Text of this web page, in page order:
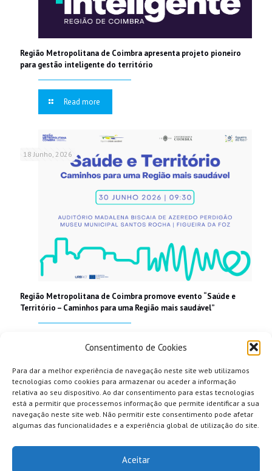
Consentimento de Cookies
Para dar a melhor experiência de navegação neste site web utilizamos
tecnologias como cookies para armazenar ou aceder a informação
relativa ao seu dispositivo. Ao dar consentimento para estas tecnologias
está a permitir que processemos informação que permite identificar a sua
navegação neste site web. Não permitir este consentimento pode afetar
algumas das funcionalidades e a experiência global de utilização do site.
Aceitar
Região Metropolitana de Coimbra apresenta projeto pioneiro
para gestão inteligente do território
Read more
18 Junho, 2026
Região Metropolitana de Coimbra promove evento “Saúde e
Território – Caminhos para uma Região mais saudável”
Read more